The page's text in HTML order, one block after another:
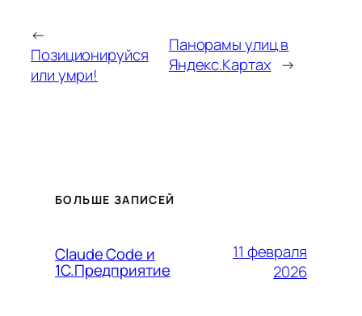
←
Позиционируйся
или умри!
Панорамы улиц в
Яндекс.Картах →
БОЛЬШЕ ЗАПИСЕЙ
Claude Code и
1С.Предприятие
11 февраля
2026